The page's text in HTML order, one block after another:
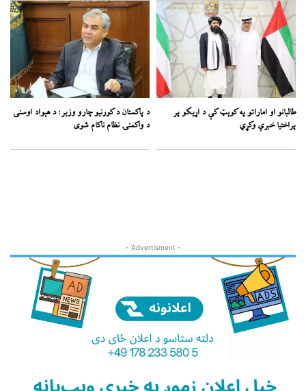
طالبانو او اماراتو په کوېټ کې د اړیکو پر
پراختیا خبرې وکړي
د پاکستان د کورنیو چارو وزیر: د هېواد اوسنی
د واکمنۍ نظام ناکام شوی
- Advertisment -